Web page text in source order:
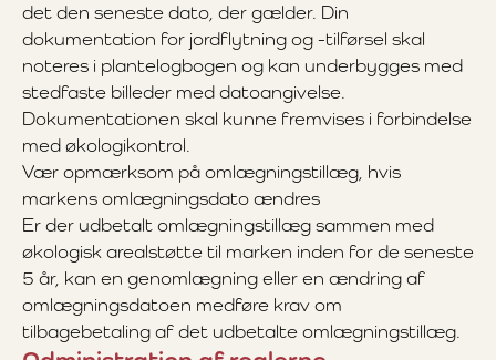
det den seneste dato, der gælder. Din
dokumentation for jordflytning og -tilførsel skal
noteres i plantelogbogen og kan underbygges med
stedfaste billeder med datoangivelse.
Dokumentationen skal kunne fremvises i forbindelse
med økologikontrol.
Vær opmærksom på omlægningstillæg, hvis
markens omlægningsdato ændres
Er der udbetalt omlægningstillæg sammen med
økologisk arealstøtte til marken inden for de seneste
5 år, kan en genomlægning eller en ændring af
omlægningsdatoen medføre krav om
tilbagebetaling af det udbetalte omlægningstillæg.